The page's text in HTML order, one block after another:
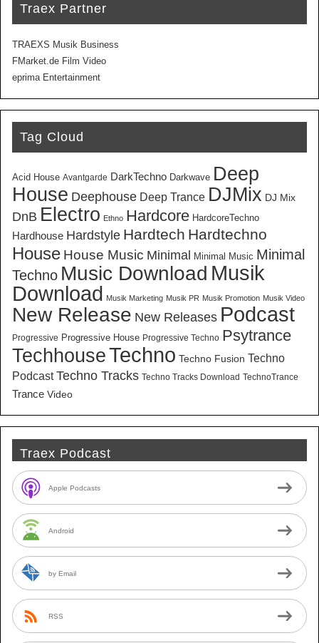
Traex Partner
TRAEXS Musik Business
FMarket.de Film Video
eprima Entertainment
Tag Cloud
Acid House Avantgarde DarkTechno Darkwave Deep
House Deephouse Deep Trance DJMix DJ Mix
DnB Electro Ethno Hardcore HardcoreTechno
Hardhouse Hardstyle Hardtech Hardtechno
House House Music Minimal Minimal Music Minimal
Techno Music Download Musik
Download Musik Marketing Musik PR Musik Promotion Musik Video
New Release New Releases Podcast
Progressive Progressive House Progressive Techno Psytrance
TechhouseTechno Techno Fusion Techno
Podcast Techno Tracks Techno Tracks Download TechnoTrance
Trance Video
Traex Podcast
Apple Podcasts
Android
by Email
RSS